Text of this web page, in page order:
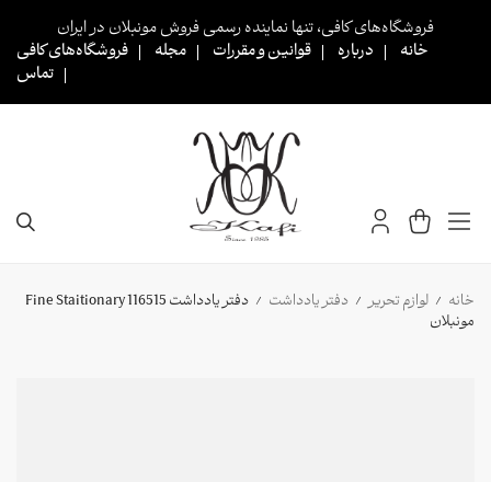
فروشگاه‌های کافی، تنها نماینده رسمی فروش مونبلان در ایران
خانه
درباره قوانین و مقررات مجله
فروشگاه‌های کافی
تماس
خانه / لوازم تحریر / دفتر یادداشت /
دفتر یادداشت 116515 Fine Staitionary
مونبلان